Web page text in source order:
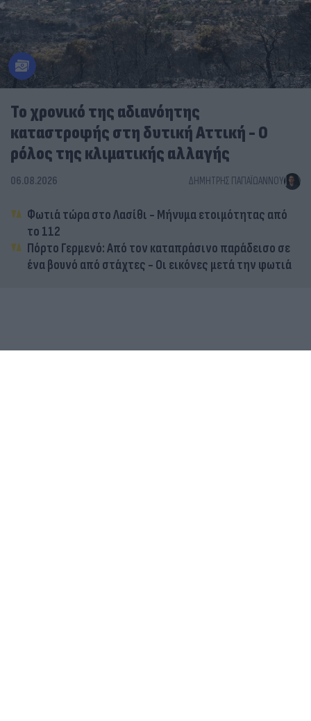
Το χρονικό της αδιανόητης
καταστροφής στη δυτική Αττική - Ο
ρόλος της κλιματικής αλλαγής
06.08.2026 ΔΗΜΉΤΡΗΣ ΠΑΠΑΪΩΆΝΝΟΥ
Φωτιά τώρα στο Λασίθι - Μήνυμα ετοιμότητας από
το 112
Πόρτο Γερμενό: Από τον καταπράσινο παράδεισο σε
ένα βουνό από στάχτες - Οι εικόνες μετά την φωτιά